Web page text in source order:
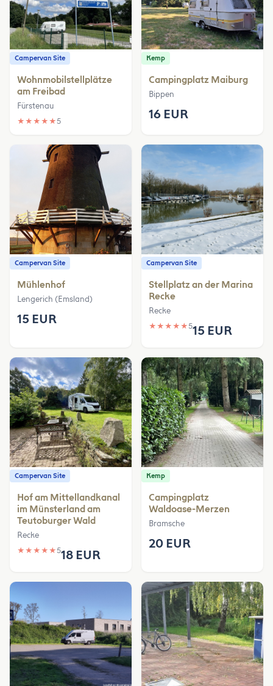
Campervan Site
Wohnmobilstellplätze
am Freibad
Fürstenau
★ ★ ★ ★ ★5
Kemp
Campingplatz Maiburg
Bippen
16 EUR
Campervan Site
Mühlenhof
Lengerich (Emsland)
15 EUR
Campervan Site
Stellplatz an der Marina
Recke
Recke
★ ★ ★ ★ ★515 EUR
Campervan Site
Hof am Mittellandkanal
im Münsterland am
Teutoburger Wald
Recke
★ ★ ★ ★ ★518 EUR
Kemp
Campingplatz
Waldoase-Merzen
Bramsche
20 EUR